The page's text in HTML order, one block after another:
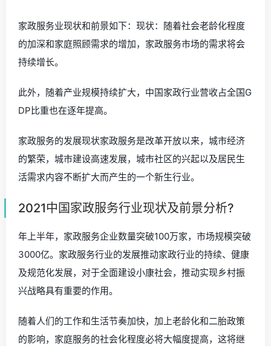
家政服务业现状和前景如下：现状：随着社会老龄化程度
的加深和家庭照顾需求的增加，家政服务市场的需求将会
持续增长。
此外，随着产业规模持续扩大，中国家政行业营收占全国G
DP比重也在逐年提高。
家政服务的发展现状家政服务是改革开放以来，城市经济
的繁荣，城市建设高速发展，城市社区的兴起以及居民生
活需求内容不断扩大而产生的一个新生行业。
2021中国家政服务行业现状及前景分析?
年上半年，家政服务企业数量突破100万家，市场规模突破
3000亿。家政服务行业的发展推动家政行业的持续、健康
及规范化发展，对于全面建设小康社会，推动实现乡村振
兴战略具有重要的作用。
随着人们的工作和生活节奏加快，加上老龄化和二胎政策
的影响，家庭服务的社会化程度必将大幅度提高，这将继